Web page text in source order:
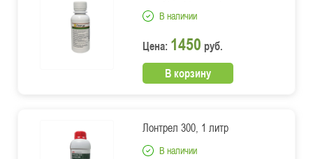
В наличии
Цена: 1450 руб.
В корзину
Лонтрел 300, 1 литр
В наличии